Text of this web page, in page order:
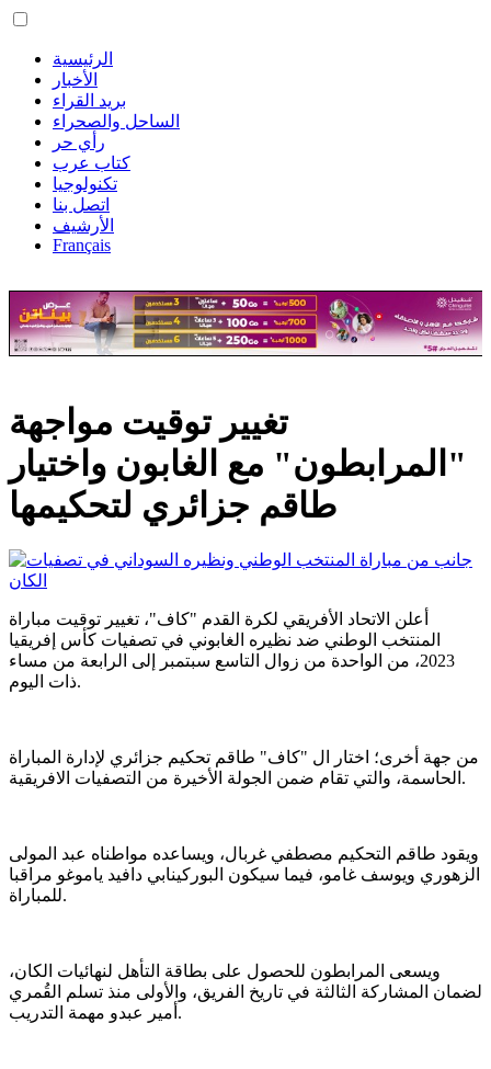
الرئيسية
الأخبار
بريد القراء
الساحل والصحراء
رأي حر
كتاب عرب
تكنولوجيا
اتصل بنا
الأرشيف
Français
تغيير توقيت مواجهة
"المرابطون" مع الغابون واختيار
طاقم جزائري لتحكيمها
أعلن الاتحاد الأفريقي لكرة القدم "كاف"، تغيير توقيت مباراة
المنتخب الوطني ضد نظيره الغابوني في تصفيات كأس إفريقيا
2023، من الواحدة من زوال التاسع سبتمبر إلى الرابعة من مساء
ذات اليوم.
من جهة أخرى؛ اختار ال "كاف" طاقم تحكيم جزائري لإدارة المباراة
الحاسمة، والتي تقام ضمن الجولة الأخيرة من التصفيات الافريقية.
ويقود طاقم التحكيم مصطفي غربال، ويساعده مواطناه عبد المولى
الزهوري ويوسف غامو، فيما سيكون البوركينابي دافيد ياموغو مراقبا
للمباراة.
ويسعى المرابطون للحصول على بطاقة التأهل لنهائيات الكان،
لضمان المشاركة الثالثة في تاريخ الفريق، والأولى منذ تسلم القُمري
أمير عبدو مهمة التدريب.